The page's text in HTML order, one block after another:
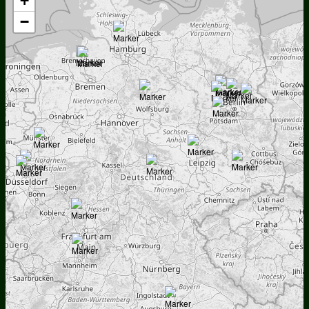
wp-
plugin.html%20(engl.)
Active
Theme:
Tracks
(tracks)
−